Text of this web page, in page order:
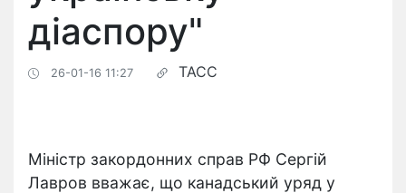
діаспору"
26-01-16 11:27 ТАСС
Міністр закордонних справ РФ Сергій
Лавров вважає, що канадський уряд у